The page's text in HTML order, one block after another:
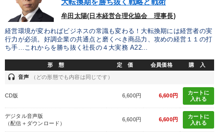
大転換期を勝ち抜く戦略と戦術
牟田太陽(日本経営合理化協会 理事長)
経営環境が変わればビジネスの常識も変わる！大転換期には経営者の実
行力が必須。好調企業の共通点と磨くべき商品力、攻めの経営１１の打
ち手…これからを勝ち抜く社長の４大実務 A22...
形 態 定 価 会員価格 購 入
headset 音声 （どの形態でも内容は同じです）
CD版 6,600円 6,600円
カートに
入れる
デジタル音声版
（配信＋ダウンロード）
6,600円 6,600円
カートに
入れる